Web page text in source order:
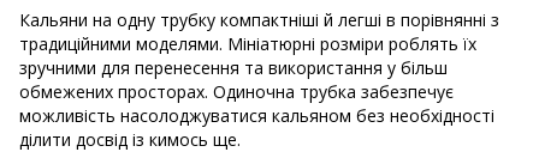
Кальяни на одну трубку компактніші й легші в порівнянні з
традиційними моделями. Мініатюрні розміри роблять їх
зручними для перенесення та використання у більш
обмежених просторах. Одиночна трубка забезпечує
можливість насолоджуватися кальяном без необхідності
ділити досвід із кимось ще.